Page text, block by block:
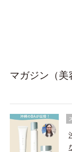
マガジン（美